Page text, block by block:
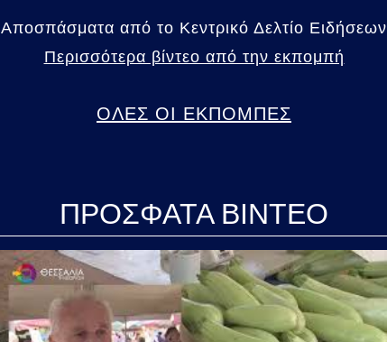
Αποσπάσματα από το Κεντρικό Δελτίο Ειδήσεων
Περισσότερα βίντεο από την εκπομπή
ΟΛΕΣ ΟΙ ΕΚΠΟΜΠΕΣ
ΠΡΟΣΦΑΤΑ ΒΙΝΤΕΟ